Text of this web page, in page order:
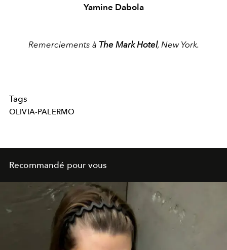
Yamine Dabola
Remerciements à The Mark Hotel, New York.
Tags
OLIVIA-PALERMO
Recommandé pour vous